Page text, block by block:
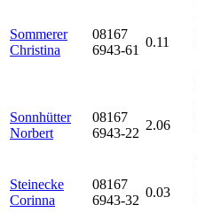
Sommerer
Christina
08167
6943-61
0.11
Sonnhütter
Norbert
08167
6943-22
2.06
Steinecke
Corinna
08167
6943-32
0.03